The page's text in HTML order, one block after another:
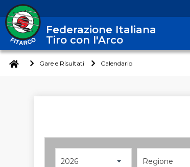
Federazione Italiana
Tiro con l'Arco
Gare e Risultati Calendario
2026 Regione